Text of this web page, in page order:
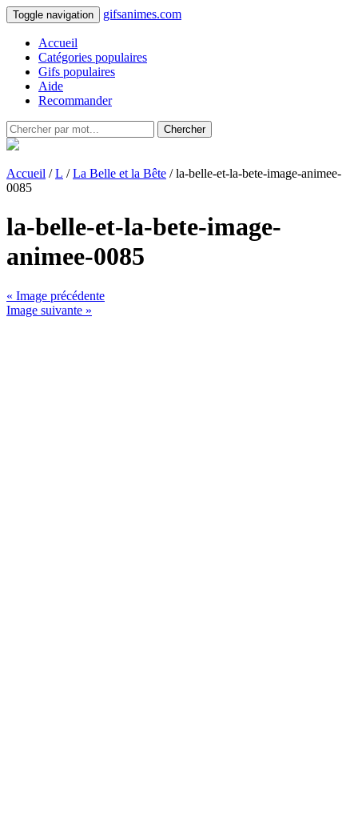
Toggle navigation gifsanimes.com
Accueil
Catégories populaires
Gifs populaires
Aide
Recommander
Chercher
Accueil /L /La Belle et la Bête / la-belle-et-la-bete-image-animee-
0085
la-belle-et-la-bete-image-
animee-0085
« Image précédente
Image suivante »